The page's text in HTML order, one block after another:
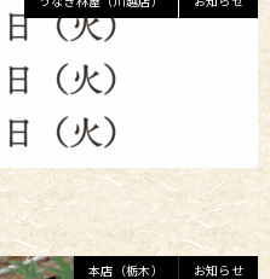
本店（栃木） お知らせ